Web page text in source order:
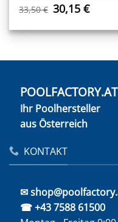
33,50€
Preis
war:
33,50 €
30,15€
ist:
POOLFACTORY.AT
Ihr Poolhersteller
aus Österreich
KONTAKT
✉
☎ +43 7588 61500